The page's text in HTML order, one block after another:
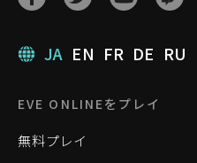
JA EN FR DE RU
EVE ONLINEをプレイ
無料プレイ